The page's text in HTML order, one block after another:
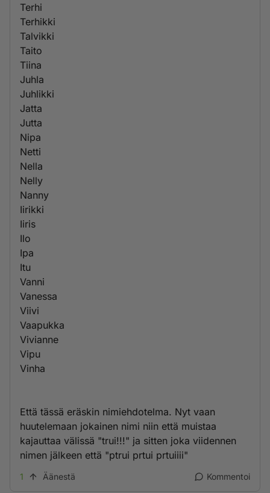
Terhi
Terhikki
Talvikki
Taito
Tiina
Juhla
Juhlikki
Jatta
Jutta
Nipa
Netti
Nella
Nelly
Nanny
Iirikki
Iiris
Ilo
Ipa
Itu
Vanni
Vanessa
Viivi
Vaapukka
Vivianne
Vipu
Vinha
Että tässä eräskin nimiehdotelma. Nyt vaan
huutelemaan jokainen nimi niin että muistaa
kajauttaa välissä "trui!!!" ja sitten joka viidennen
nimen jälkeen että "ptrui prtui prtuiiii"
1 Äänestä Kommentoi